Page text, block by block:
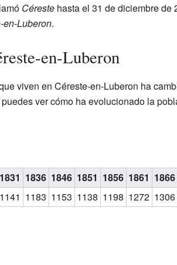
Cérestehasta el 31 de diciembre de
en-Luberon.
en-Luberon
viven en Céreste-en-Luberon ha
ver cómo ha evolucionado la
1831 1836 1846 1851 1856 1861 1866
1141 1183 1153 1138 1198 1272 1306